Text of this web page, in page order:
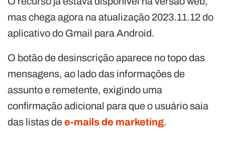
mas chega agora na atualização 2023.11.12 do
aplicativo do Gmail para Android.
O botão de desinscrição aparece no topo das
mensagens, ao lado das informações de
assunto e remetente, exigindo uma
confirmação adicional para que o usuário saia
das listas dee-mails de marketing.